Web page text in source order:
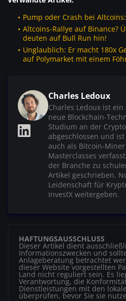
Pump oder Crash bei
Altcoins-Rallye auf Binance?
deuten auf Bull Run hin!
Unglaublich: Er macht 180x
auf Polymarket mit einem
Charles Ledoux
Charles Ledoux ist
neue Blockchain-
Studium an der
abgeschlossen und
auch als Bitcoin-
Masterclasses
der Branche zu
Artikel geschrieben.
Leidenschaft für
InvestX weitergeben.
HAFTUNGSAUSSCHLUSS
Dieser Artikel dient
Informationszwecken und
Anlageberatung betrachtet
dieser Website vorgestellten
Land nicht reguliert sein. Es
Verantwortung, die
Dienstleistungen mit den
überprüfen, bevor Sie sie